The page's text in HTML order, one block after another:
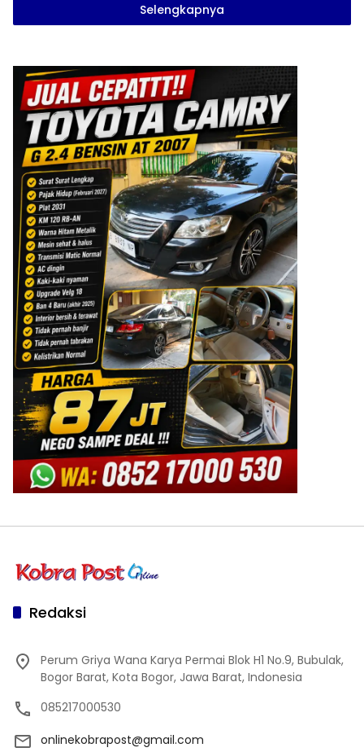
Selengkapnya
Redaksi
Perum Griya Wana Karya Permai Blok H1 No.9, Bubulak,
Bogor Barat, Kota Bogor, Jawa Barat, Indonesia
085217000530
onlinekobrapost@gmail.com